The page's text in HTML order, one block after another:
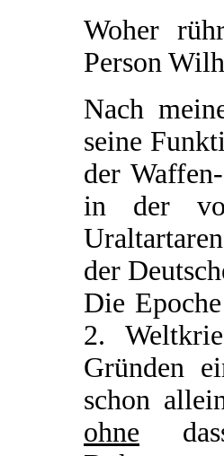
Woher
Person
Nach
seine
der
in der
der
Die
2.
Gründen
schon
ohne